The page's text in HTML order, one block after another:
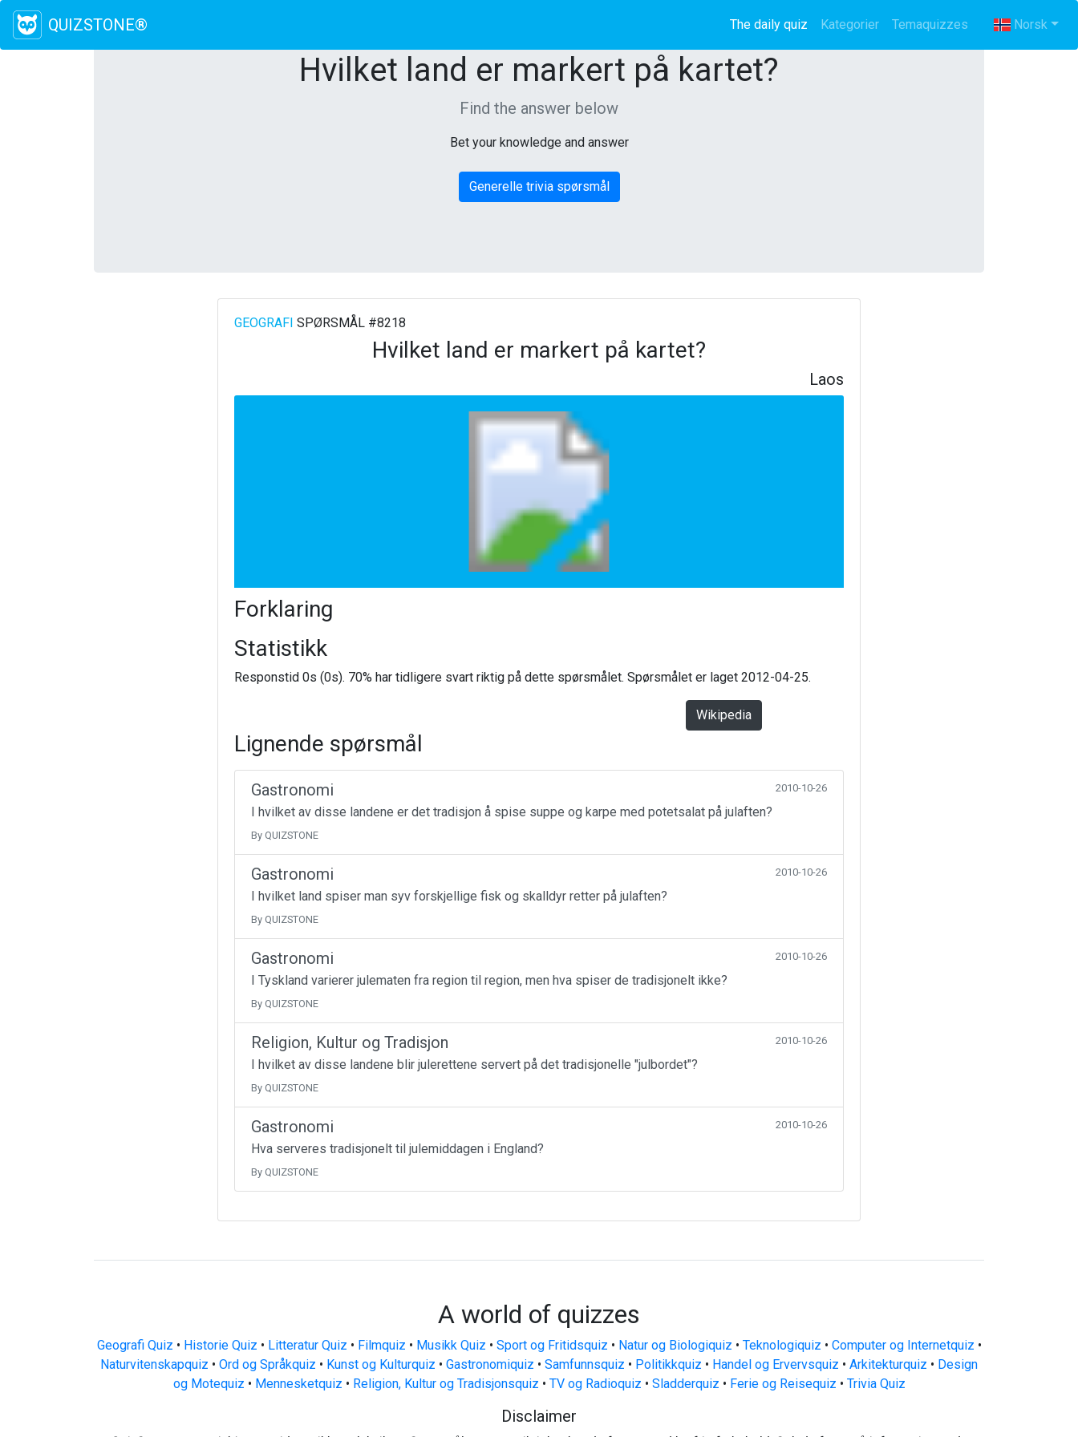
QUIZSTONE® The daily quiz (current)
Kategorier Temaquizzes Norsk
Hvilket land er markert på kartet?
Find the answer below
Bet your knowledge and answer
Generelle trivia spørsmål
GEOGRAFI SPØRSMÅL #8218
Hvilket land er markert på kartet?
Laos
Forklaring
Statistikk
Responstid 0s (0s). 70% har tidligere svart riktig på dette spørsmålet. Spørsmålet er laget 2012-04-25.
Wikipedia
Lignende spørsmål
Gastronomi 2010-10-26
I hvilket av disse landene er det tradisjon å spise suppe og karpe med potetsalat på julaften?
By QUIZSTONE
Gastronomi 2010-10-26
I hvilket land spiser man syv forskjellige fisk og skalldyr retter på julaften?
By QUIZSTONE
Gastronomi 2010-10-26
I Tyskland varierer julematen fra region til region, men hva spiser de tradisjonelt ikke?
By QUIZSTONE
Religion, Kultur og Tradisjon 2010-10-26
I hvilket av disse landene blir julerettene servert på det tradisjonelle "julbordet"?
By QUIZSTONE
Gastronomi 2010-10-26
Hva serveres tradisjonelt til julemiddagen i England?
By QUIZSTONE
A world of quizzes
Geografi Quiz • Historie Quiz • Litteratur Quiz • Filmquiz • Musikk Quiz • Sport og Fritidsquiz • Natur og Biologiquiz • Teknologiquiz • Computer og Internetquiz •
Naturvitenskapquiz • Ord og Språkquiz • Kunst og Kulturquiz • Gastronomiquiz • Samfunnsquiz • Politikkquiz • Handel og Ervervsquiz • Arkitekturquiz • Design
og Motequiz • Mennesketquiz • Religion, Kultur og Tradisjonsquiz • TV og Radioquiz • Sladderquiz • Ferie og Reisequiz • Trivia Quiz
Disclaimer